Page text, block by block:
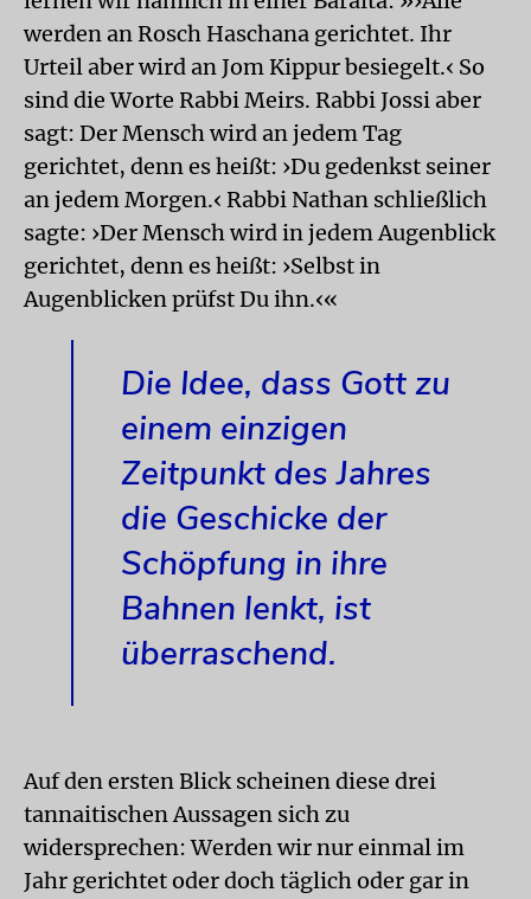
werden an Rosch Haschana gerichtet. Ihr
Urteil aber wird an Jom Kippur besiegelt.‹ So
sind die Worte Rabbi Meirs. Rabbi Jossi aber
sagt: Der Mensch wird an jedem Tag
gerichtet, denn es heißt: ›Du gedenkst seiner
an jedem Morgen.‹ Rabbi Nathan schließlich
sagte: ›Der Mensch wird in jedem Augenblick
gerichtet, denn es heißt: ›Selbst in
Augenblicken prüfst Du ihn.‹«
Die Idee, dass Gott zu
einem einzigen
Zeitpunkt des Jahres
die Geschicke der
Schöpfung in ihre
Bahnen lenkt, ist
überraschend.
Auf den ersten Blick scheinen diese drei
tannaitischen Aussagen sich zu
widersprechen: Werden wir nur einmal im
Jahr gerichtet oder doch täglich oder gar in